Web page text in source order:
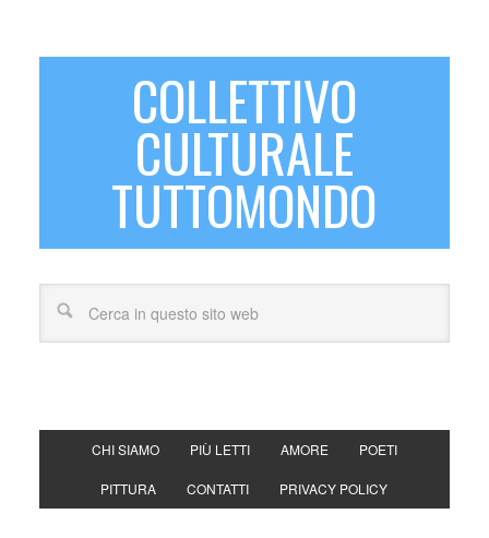
COLLETTIVO
CULTURALE
TUTTOMONDO
CHI SIAMO PIÙ LETTI AMORE POETI
PITTURA CONTATTI PRIVACY POLICY